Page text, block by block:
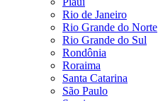
Rio de Janeiro
Rio Grande do Norte
Rio Grande do Sul
Rondônia
Roraima
Santa Catarina
São Paulo